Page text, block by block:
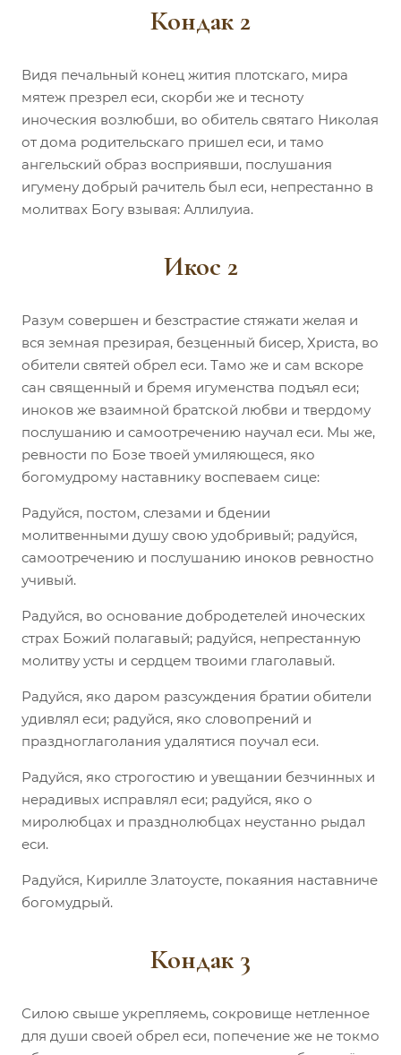
Кондак 2
Видя печальный конец жития плотскаго, мира
мятеж презрел еси, скорби же и тесноту
иноческия возлюбши, во обитель святаго Николая
от дома родительскаго пришел еси, и тамо
ангельский образ восприявши, послушания
игумену добрый рачитель был еси, непрестанно в
молитвах Богу взывая: Аллилуиа.
Икос 2
Разум совершен и безстрастие стяжати желая и
вся земная презирая, безценный бисер, Христа, во
обители святей обрел еси. Тамо же и сам вскоре
сан священный и бремя игуменства подъял еси;
иноков же взаимной братской любви и твердому
послушанию и самоотречению научал еси. Мы же,
ревности по Бозе твоей умиляющеся, яко
богомудрому наставнику воспеваем сице:
Радуйся, постом, слезами и бдении
молитвенными душу свою удобривый; радуйся,
самоотречению и послушанию иноков ревностно
учивый.
Радуйся, во основание добродетелей иноческих
страх Божий полагавый; радуйся, непрестанную
молитву усты и сердцем твоими глаголавый.
Радуйся, яко даром разсуждения братии обители
удивлял еси; радуйся, яко словопрений и
праздноглаголания удалятися поучал еси.
Радуйся, яко строгостию и увещании безчинных и
нерадивых исправлял еси; радуйся, яко о
миролюбцах и празднолюбцах неустанно рыдал
еси.
Радуйся, Кирилле Златоусте, покаяния наставниче
богомудрый.
Кондак 3
Силою свыше укрепляемь, сокровище нетленное
для души своей обрел еси, попечение же не токмо